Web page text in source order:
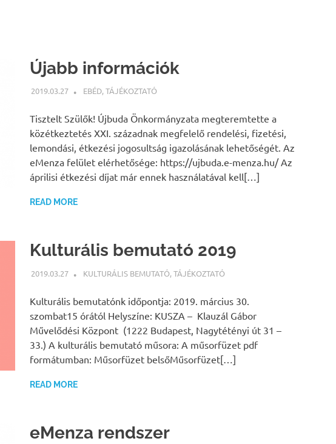
Újabb információk
2019.03.27 NBEA
EBÉD,TÁJÉKOZTATÓ
Tisztelt Szülők! Újbuda Önkormányzata megteremtette a
közétkeztetés XXI. századnak megfelelő rendelési, fizetési,
lemondási, étkezési jogosultság igazolásának lehetőségét. Az
eMenza felület elérhetősége: https://ujbuda.e-menza.hu/ Az
áprilisi étkezési díjat már ennek használatával kell[…]
READ MORE
Kulturális bemutató 2019
2019.03.27 NBEA
KULTURÁLIS BEMUTATÓ,TÁJÉKOZTATÓ
Kulturális bemutatónk időpontja: 2019. március 30.
szombat15 órától Helyszíne: KUSZA – Klauzál Gábor
Művelődési Központ (1222 Budapest, Nagytétényi út 31 –
33.) A kulturális bemutató műsora: A műsorfüzet pdf
formátumban: Műsorfüzet belsőMűsorfüzet[…]
READ MORE
eMenza rendszer